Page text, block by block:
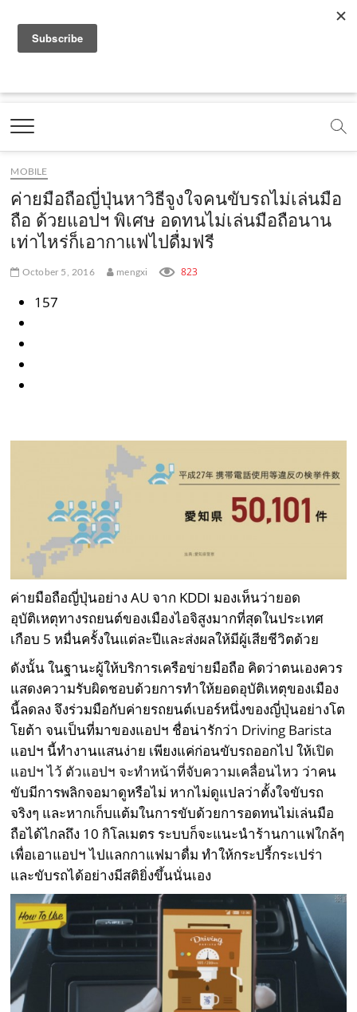
a
e
b
o
o
k
.
c
o
o
t
b
.
c
o
m
.
o
e
m
t
g
a
m
.
t
k
c
o
m
Marketing Oops!
DIGITAL | CREATIVE | ADVERTISING | CAMPAIGN |
MOBILE
ค่ายมือถือญี่ปุ่นหาวิธีจูงใจคนขับรถไม่เล่นมือ
ถือ ด้วยแอปฯ พิเศษ อดทนไม่เล่นมือถือนาน
เท่าไหร่ก็เอากาแฟไปดื่มฟรี
October 5, 2016 mengxi 823
157
ค่ายมือถือญี่ปุ่นอย่าง AU จาก KDDI มองเห็นว่ายอด
อุบัติเหตุทางรถยนต์ของเมืองไอจิสูงมากที่สุดในประเทศ
เกือบ 5 หมื่นครั้งในแต่ละปีและส่งผลให้มีผู้เสียชีวิตด้วย
ดังนั้น ในฐานะผู้ให้บริการเครือข่ายมือถือ คิดว่าตนเองควร
แสดงความรับผิดชอบด้วยการทำให้ยอดอุบัติเหตุของเมือง
นี้ลดลง จึงร่วมมือกับค่ายรถยนต์เบอร์หนึ่งของญี่ปุ่นอย่างโต
โยต้า จนเป็นที่มาของแอปฯ ชื่อน่ารักว่า Driving Barista
แอปฯ นี้ทำงานแสนง่าย เพียงแค่ก่อนขับรถออกไป ให้เปิด
แอปฯ ไว้ ตัวแอปฯ จะทำหน้าที่จับความเคลื่อนไหว ว่าคน
ขับมีการพลิกจอมาดูหรือไม่ หากไม่ดูแปลว่าตั้งใจขับรถ
จริงๆ และหากเก็บแต้มในการขับด้วยการอดทนไม่เล่นมือ
ถือได้ไกลถึง 10 กิโลเมตร ระบบก็จะแนะนำร้านกาแฟใกล้ๆ
เพื่อเอาแอปฯ ไปแลกกาแฟมาดื่ม ทำให้กระปรี้กระเปร่า
และขับรถได้อย่างมีสติยิ่งขึ้นนั่นเอง